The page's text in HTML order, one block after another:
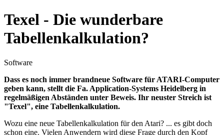
Texel - Die wunderbare
Tabellenkalkulation?
Software
Dass es noch immer brandneue Software für ATARI-Computer
geben kann, stellt die Fa. Application-Systems Heidelberg in
regelmäßigen Abständen unter Beweis. Ihr neuster Streich ist
"Texel", eine Tabellenkalkulation.
Wozu eine neue Tabellenkalkulation für den Atari? ... es gibt doch
schon eine. Vielen Anwendern wird diese Frage durch den Kopf